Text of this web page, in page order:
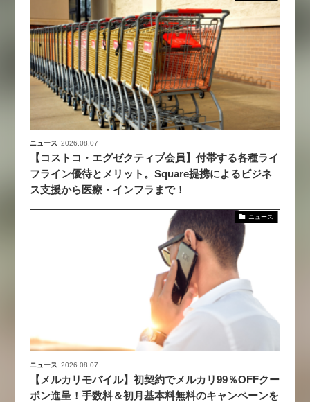
ニュース 2026.08.07
【コストコ・エグゼクティブ会員】付帯する各種ライ
フライン優待とメリット。Square提携によるビジネ
ス支援から医療・インフラまで！
ニュース
ニュース 2026.08.07
【メルカリモバイル】初契約でメルカリ99％OFFクー
ポン進呈！手数料＆初月基本料無料のキャンペーンを